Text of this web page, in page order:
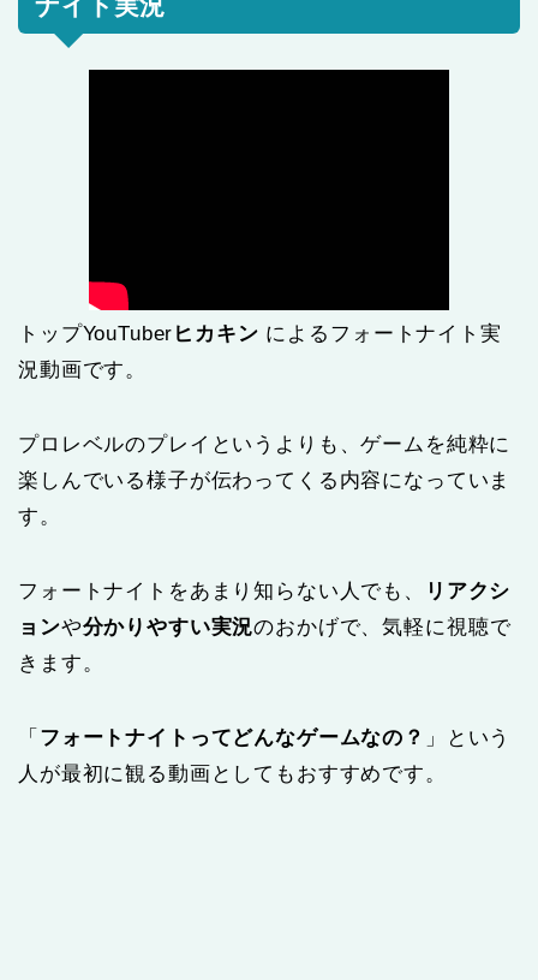
トップYouTuber ヒカキン によるフォートナイト実
況動画です。
プロレベルのプレイというよりも、ゲームを純粋に
楽しんでいる様子が伝わってくる内容になっていま
す。
フォートナイトをあまり知らない人でも、
リアクシ
ョンや分かりやすい実況のおかげで、気軽に視聴で
きます。
「 フォートナイトってどんなゲームなの？ 」という
人が最初に観る動画としてもおすすめです。